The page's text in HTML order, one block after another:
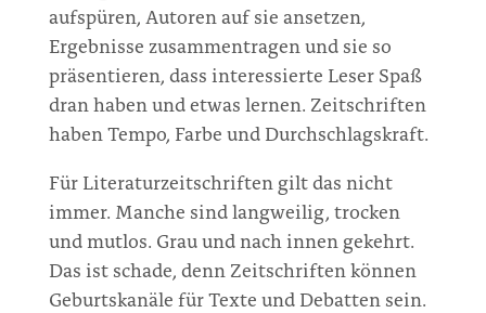
aufspüren, Autoren auf sie ansetzen,
Ergebnisse zusammentragen und sie so
präsentieren, dass interessierte Leser Spaß
dran haben und etwas lernen. Zeitschriften
haben Tempo, Farbe und Durchschlagskraft.
Für Literaturzeitschriften gilt das nicht
immer. Manche sind langweilig, trocken
und mutlos. Grau und nach innen gekehrt.
Das ist schade, denn Zeitschriften können
Geburtskanäle für Texte und Debatten sein.